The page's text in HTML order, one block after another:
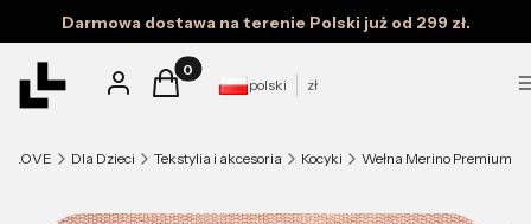
Darmowa dostawa na terenie Polski już od 299 zł.
Zaloguj sięProdukty w koszyku: 0. Zobacz szczegóły
Koszyk polski zł
Dla Dzieci Tekstylia i akcesoria Kocyki Wełna Merino Premium